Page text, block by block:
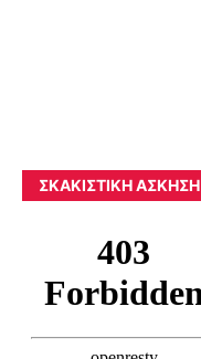
ΣΚΑΚΙΣΤΙΚΉ ΆΣΚΗΣΗ